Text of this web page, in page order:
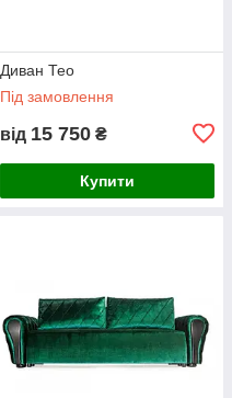
Диван Тео
Під замовлення
від 15 750 ₴
Купити